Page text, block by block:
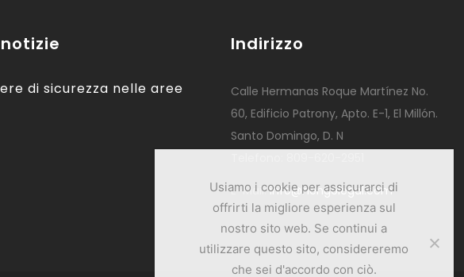
di sicurezza nelle aree
Indirizzo
Calle Hermanas Roque Martínez No.
60, Edificio Patrony, Apto. E-1, El Millón.
Santo Domingo, D. N
E-Mail:info@hengolegal.com
Usiamo i cookie per assicurarci di
offrirti la migliore esperienza sul
nostro sito web. Se continui a
utilizzare questo sito, considereremo
che sei d'accordo con ciò.